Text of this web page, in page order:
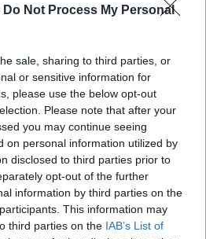
Do Not Process My Personal
sale, sharing to third parties, or
or sensitive information for
please use the below opt-out
Please note that after your
you may continue seeing
on personal information utilized by
disclosed to third parties prior to
opt-out of the further
information by third parties on the
This information may
third parties on the IAB’s List of